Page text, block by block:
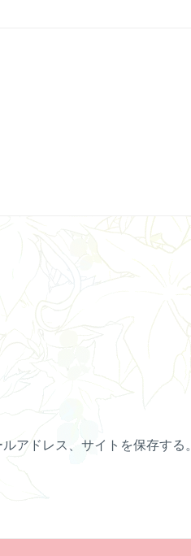
アドレス、サイトを保存する。